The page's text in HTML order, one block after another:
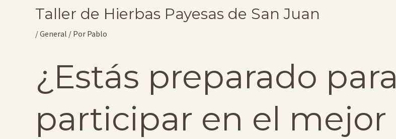
Taller de Hierbas Payesas de San Juan
/General / Por Pablo
¿Estás preparado para
participar en el mejor